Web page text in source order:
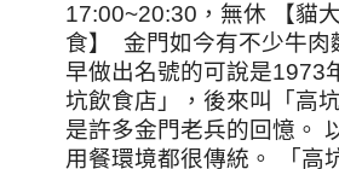
17:00~20:30，無休 【貓
食】 金門如今有不少牛肉
早做出名號的可說是1973
坑飲食店」，後來叫「高
是許多金門老兵的回憶。
用餐環境都很傳統。 「高